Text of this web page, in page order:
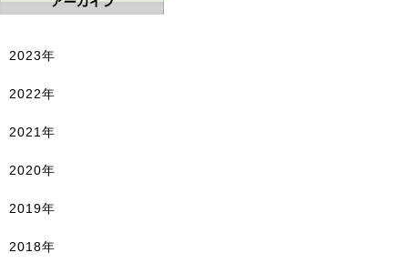
2023年
2022年
2021年
2020年
2019年
2018年